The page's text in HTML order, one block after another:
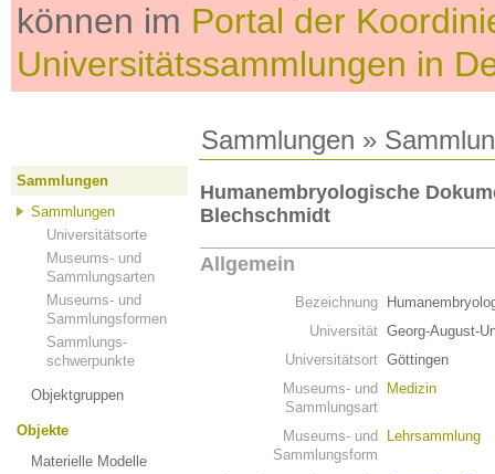
können im Portal der
Universitätssammlungen in
Sammlungen »
Sammlungen
Sammlungen
Universitätsorte
Museums- und
Sammlungsarten
Museums- und
Sammlungsformen
Sammlungs-
schwerpunkte
Objektgruppen
Objekte
Materielle Modelle
Humanembryologische
Blechschmidt
Allgemein
Bezeichnung
Universität Georg-August-
Universitätsort Göttingen
Museums- und
Sammlungsart
Medizin
Museums- und
Sammlungsform
Lehrsammlung